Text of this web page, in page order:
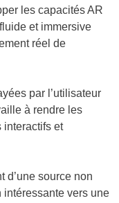
les capacités AR
et immersive
réel de
par l’utilisateur
à rendre les
interactifs et
d’une source non
vers une